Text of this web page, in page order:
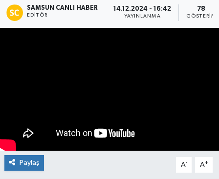
SAMSUN CANLI HABER
EDITÖR
14.12.2024 - 16:42
YAYINLANMA
78
GÖSTERIM
Paylaş A- A+
Sağlık
Yemek
Son Dakika Haberleri
Haber Arşivi